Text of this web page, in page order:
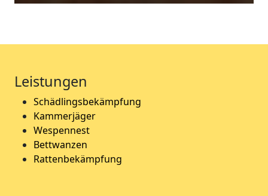
Leistungen
Schädlingsbekämpfung
Kammerjäger
Wespennest
Bettwanzen
Rattenbekämpfung